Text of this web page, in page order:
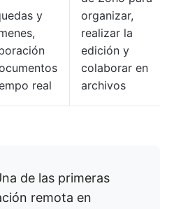
y
real
organizar,
realizar la
edición y
colaborar en
archivos
de las primeras
remota en